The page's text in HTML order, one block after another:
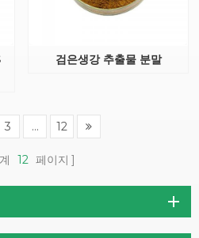
검은생강 추출물 분말
3 ... 12
12 페이지